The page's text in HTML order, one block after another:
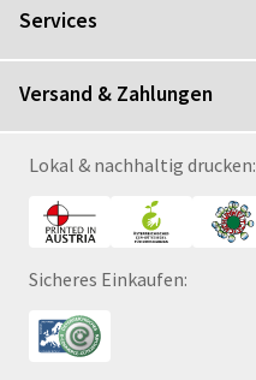
Services
Versand & Zahlungen
Lokal & nachhaltig drucken:
Sicheres Einkaufen: